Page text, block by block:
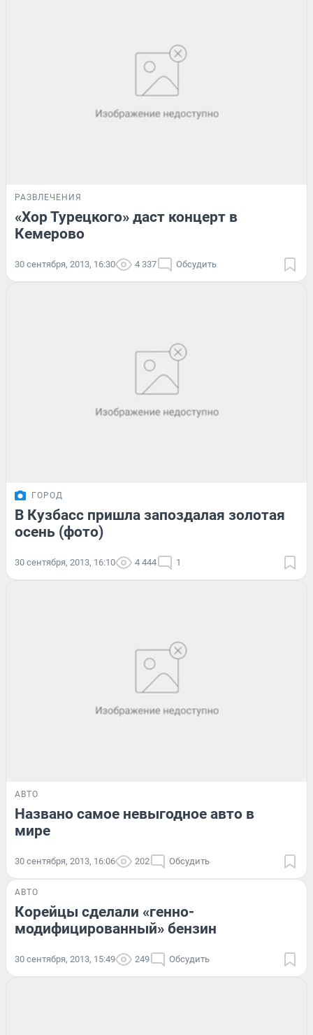
РАЗВЛЕЧЕНИЯ
«Хор Турецкого» даст концерт в
Кемерово
30 сентября, 2013, 16:30 4 337 Обсудить
ГОРОД
В Кузбасс пришла запоздалая золотая
осень (фото)
30 сентября, 2013, 16:10 4 444 1
АВТО
Названо самое невыгодное авто в
мире
30 сентября, 2013, 16:06 202 Обсудить
АВТО
Корейцы сделали «генно-
модифицированный» бензин
30 сентября, 2013, 15:49 249 Обсудить